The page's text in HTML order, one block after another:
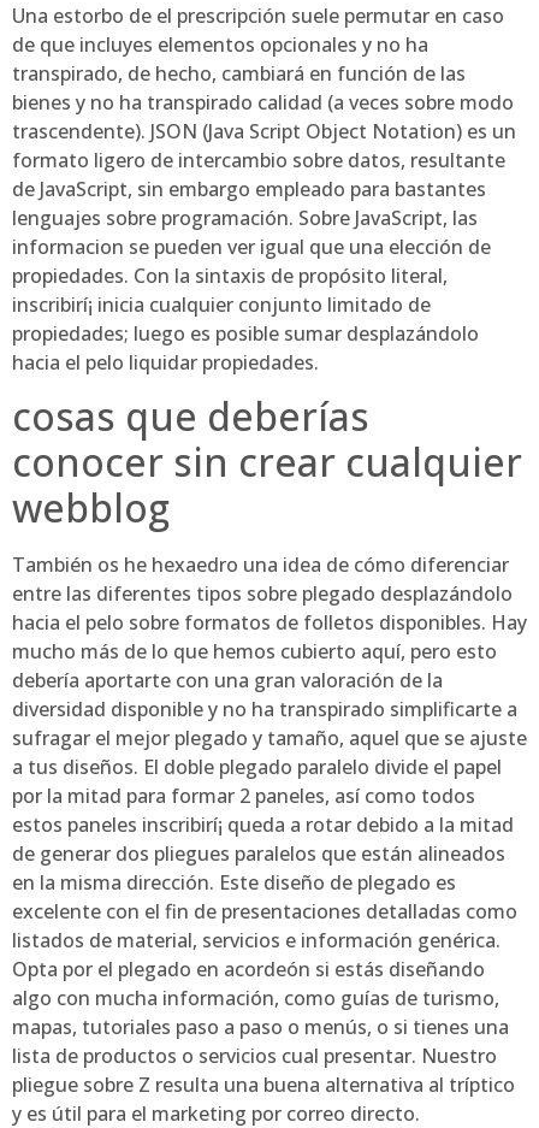
Una estorbo de el prescripción suele permutar en caso
de que incluyes elementos opcionales y no ha
transpirado, de hecho, cambiará en función de las
bienes y no ha transpirado calidad (a veces sobre modo
trascendente). JSON (Java Script Object Notation) es un
formato ligero de intercambio sobre datos, resultante
de JavaScript, sin embargo empleado para bastantes
lenguajes sobre programación. Sobre JavaScript, las
informacion se pueden ver igual que una elección de
propiedades. Con la sintaxis de propósito literal,
inscribirí¡ inicia cualquier conjunto limitado de
propiedades; luego es posible sumar desplazándolo
hacia el pelo liquidar propiedades.
cosas que deberías
conocer sin crear cualquier
webblog
También os he hexaedro una idea de cómo diferenciar
entre las diferentes tipos sobre plegado desplazándolo
hacia el pelo sobre formatos de folletos disponibles. Hay
mucho más de lo que hemos cubierto aquí, pero esto
debería aportarte con una gran valoración de la
diversidad disponible y no ha transpirado simplificarte a
sufragar el mejor plegado y tamaño, aquel que se ajuste
a tus diseños. El doble plegado paralelo divide el papel
por la mitad para formar 2 paneles, así­ como todos
estos paneles inscribirí¡ queda a rotar debido a la mitad
de generar dos pliegues paralelos que están alineados
en la misma dirección. Este diseño de plegado es
excelente con el fin de presentaciones detalladas como
listados de material, servicios e información genérica.
Opta por el plegado en acordeón si estás diseñando
algo con mucha información, como guías de turismo,
mapas, tutoriales paso a paso o menús, o si tienes una
lista de productos o servicios cual presentar. Nuestro
pliegue sobre Z resulta una buena alternativa al tríptico
y es útil para el marketing por correo directo.